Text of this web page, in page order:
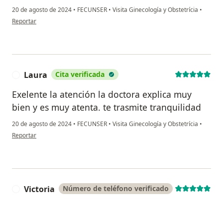
20 de agosto de 2024 • FECUNSER • Visita Ginecología y Obstetrícia •
en opinión del usuario Leidy Cano
Reportar
Laura Cita verificada
Exelente la atención la doctora explica muy
bien y es muy atenta. te trasmite tranquilidad
20 de agosto de 2024 • FECUNSER • Visita Ginecología y Obstetrícia •
en opinión del usuario Laura
Reportar
Victoria Número de teléfono verificado